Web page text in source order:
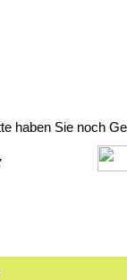
haben Sie noch